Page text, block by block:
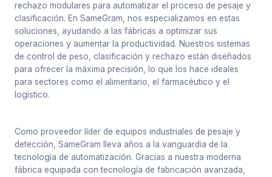
rechazo modulares para automatizar el proceso de pesaje y
clasificación. En SameGram, nos especializamos en estas
soluciones, ayudando a las fábricas a optimizar sus
operaciones y aumentar la productividad. Nuestros sistemas
de control de peso, clasificación y rechazo están diseñados
para ofrecer la máxima precisión, lo que los hace ideales
para sectores como el alimentario, el farmacéutico y el
logístico.
Como proveedor líder de equipos industriales de pesaje y
detección, SameGram lleva años a la vanguardia de la
tecnología de automatización. Gracias a nuestra moderna
fábrica equipada con tecnología de fabricación avanzada,